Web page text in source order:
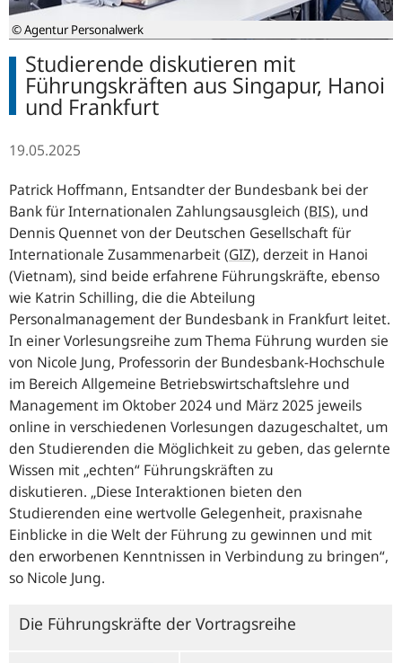
© Agentur Personalwerk
Studierende diskutieren mit
Führungskräften aus Singapur, Hanoi
und Frankfurt
19.05.2025
Patrick Hoffmann, Entsandter der Bundesbank bei der
Bank für Internationalen Zahlungsausgleich (BIS), und
Dennis Quennet von der Deutschen Gesellschaft für
Internationale Zusammenarbeit(GIZ), derzeit in Hanoi
(Vietnam), sind beide erfahrene Führungskräfte, ebenso
wie Katrin Schilling, die die Abteilung
Personalmanagement der Bundesbank in Frankfurt leitet.
In einer Vorlesungsreihe zum Thema Führung wurden sie
von Nicole Jung, Professorin der Bundesbank-Hochschule
im Bereich Allgemeine Betriebswirtschaftslehre und
Management im Oktober 2024 und März 2025 jeweils
online in verschiedenen Vorlesungen dazugeschaltet, um
den Studierenden die Möglichkeit zu geben, das gelernte
Wissen mit „echten“ Führungskräften zu
diskutieren. Diese Interaktionen bieten den
Studierenden eine wertvolle Gelegenheit, praxisnahe
Einblicke in die Welt der Führung zu gewinnen und mit
den erworbenen Kenntnissen in Verbindung zu bringen ,
so Nicole Jung.
Die Führungskräfte der Vortragsreihe